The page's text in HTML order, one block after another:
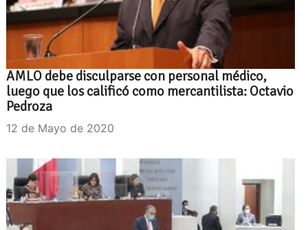
AMLO debe disculparse con personal médico,
luego que los calificó como mercantilista: Octavio
Pedroza
12 de Mayo de 2020